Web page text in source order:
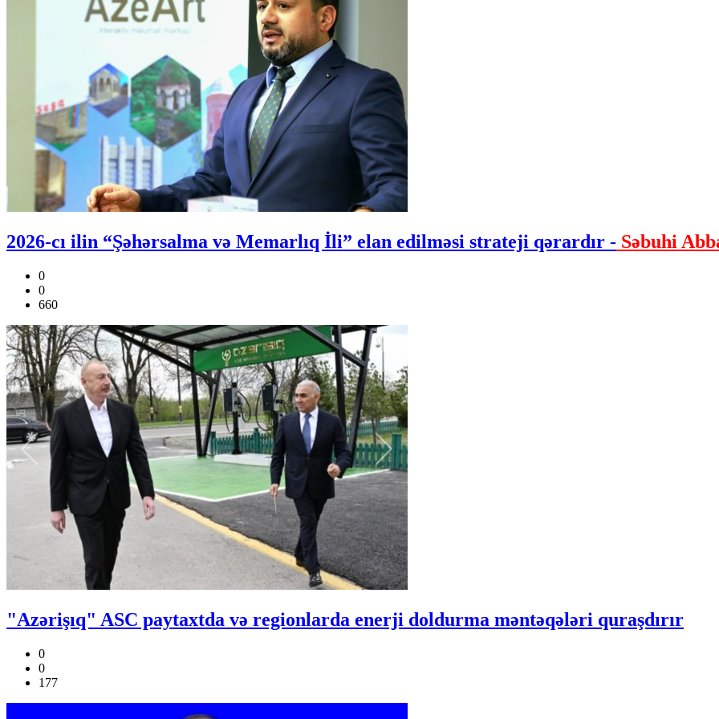
2026-cı ilin “Şəhərsalma və Memarlıq İli” elan edilməsi strateji qərardır - Səbuhi
0
0
660
"Azərişıq" ASC paytaxtda və regionlarda enerji doldurma məntəqələri quraşdırır
0
0
177